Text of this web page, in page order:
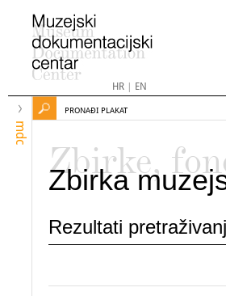
HR| EN
mdc
PRONAĐI PLAKAT
Zbirke,
Zbirka
Rezultati